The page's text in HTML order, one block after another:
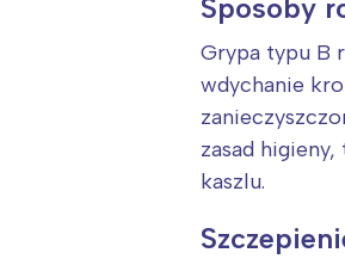
Sposoby
Grypa typu B
wdychanie
zasad
kaszlu.